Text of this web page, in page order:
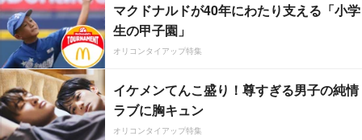
マクドナルドが40年にわたり支える「小学
生の甲子園」
オリコンタイアップ特集
イケメンてんこ盛り！尊すぎる男子の純情
ラブに胸キュン
オリコンタイアップ特集